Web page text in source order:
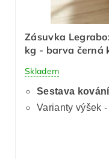
Zásuvka
kg - barva černá
Skladem
Sestava
Varianty výšek -